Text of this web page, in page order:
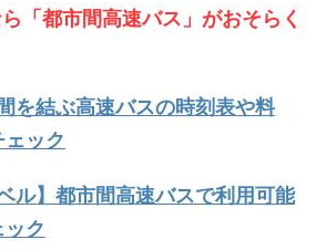
「都市間高速バス」がおそらく
結ぶ高速バスの時刻表や料
ック
】都市間高速バスで利用可能
ク